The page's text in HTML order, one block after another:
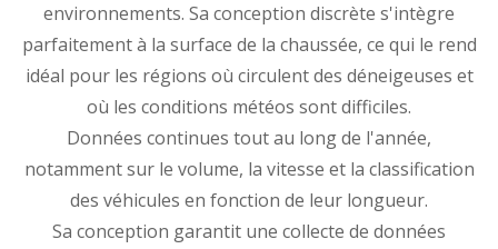
environnements. Sa conception discrète s'intègre
parfaitement à la surface de la chaussée, ce qui le rend
idéal pour les régions où circulent des déneigeuses et
où les conditions météos sont difficiles.
Données continues tout au long de l'année,
notamment sur le volume, la vitesse et la classification
des véhicules en fonction de leur longueur.
Sa conception garantit une collecte de données